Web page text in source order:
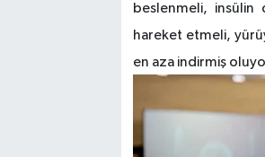
beslenmeli, insülin
hareket etmeli,
en aza indirmiş